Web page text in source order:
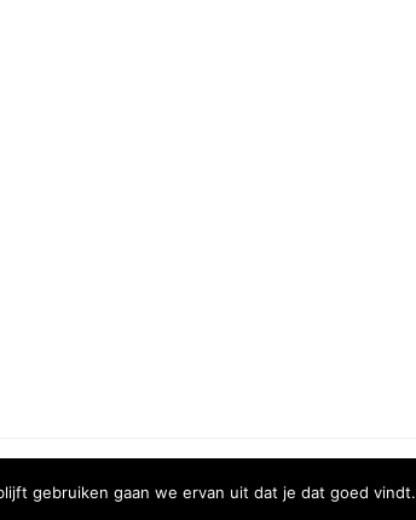
gebruiken gaan we ervan uit dat je dat goed vindt.